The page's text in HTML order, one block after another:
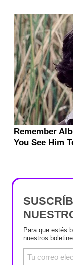
Para que estés
nuestros